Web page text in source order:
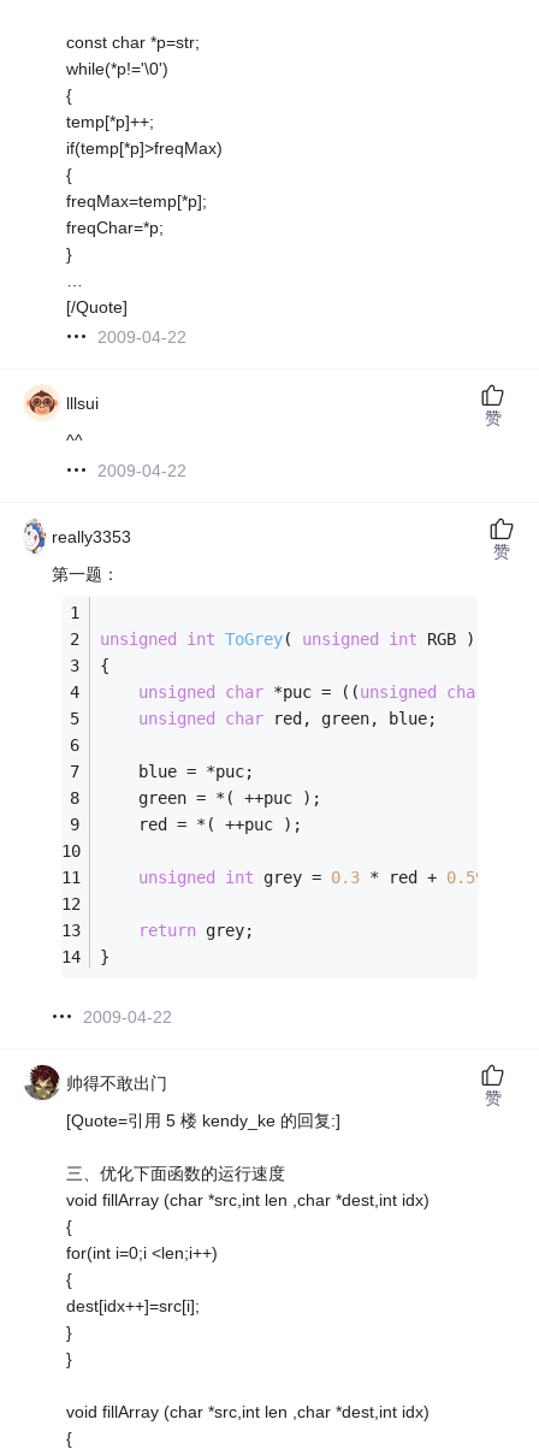
const char *p=str;
while(*p!='\0')
{
temp[*p]++;
if(temp[*p]>freqMax)
{
freqMax=temp[*p];
freqChar=*p;
}
[/Quote]
2009-04-22
lllsui
^^
2009-04-22
赞
really3353
第一题：
unsigned int ToGrey( unsigned int RGB )
{
unsigned
char *puc = ((unsigned char
unsigned
char red, green, blue;
	blue = *puc;
	green = *( ++puc );
	red = *( ++puc );
unsigned int grey = 0.3 * red + 0.59
return grey;
}
2009-04-22
赞
帅得不敢出门
[Quote=引用 5 楼 kendy_ke 的回复:]
三、优化下面函数的运行速度
void fillArray (char *src,int len ,char *dest,int idx)
{
for(int i=0;i <len;i++)
{
dest[idx++]=src[i];
}
}
void fillArray (char *src,int len ,char *dest,int idx)
{
赞